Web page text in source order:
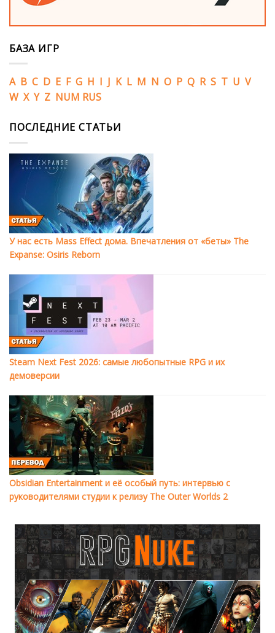
БАЗА ИГР
A B C D E F G H I J K L M N O P Q R S T U V
W X Y Z NUM RUS
ПОСЛЕДНИЕ СТАТЬИ
У нас есть Mass Effect дома. Впечатления от «беты» The
Expanse: Osiris Reborn
Steam Next Fest 2026: самые любопытные RPG и их
демоверсии
Obsidian Entertainment и её особый путь: интервью с
руководителями студии к релизу The Outer Worlds 2